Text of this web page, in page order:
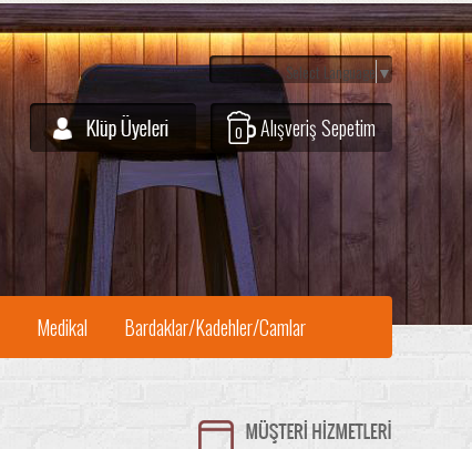
Alışveriş Sepetim
0
Select Language ▼
Medikal Bardaklar/Kadehler/Camlar